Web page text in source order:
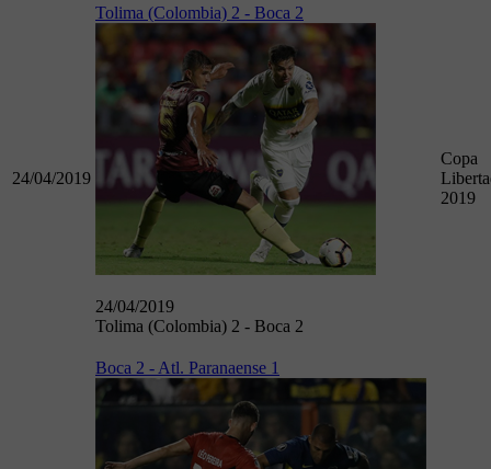
24/04/2019
Tolima (Colombia) 2 - Boca 2
24/04/2019
Tolima (Colombia) 2 - Boca 2
Copa
2019
Boca 2 - Atl. Paranaense 1